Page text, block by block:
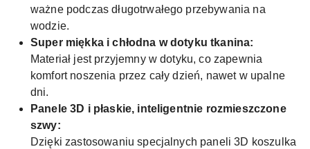
ważne podczas długotrwałego przebywania na
wodzie.
Super miękka i chłodna w dotyku tkanina:
Materiał jest przyjemny w dotyku, co zapewnia
komfort noszenia przez cały dzień, nawet w upalne
dni.
Panele 3D i płaskie, inteligentnie rozmieszczone
szwy:
Dzięki zastosowaniu specjalnych paneli 3D koszulka